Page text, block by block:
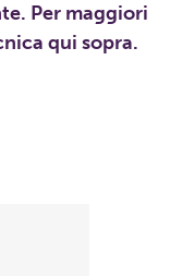
Per maggiori
qui sopra.